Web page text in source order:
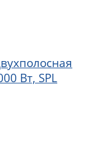
Вт, SPL